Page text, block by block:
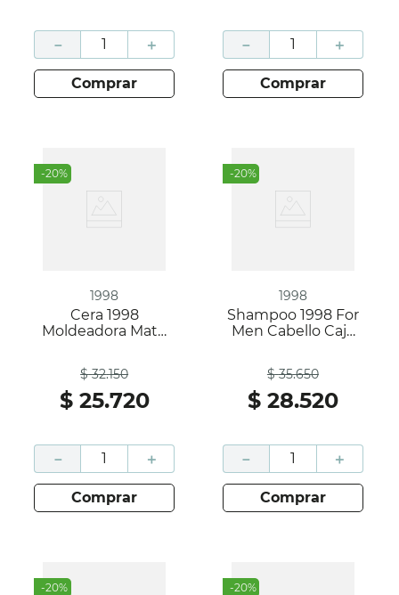
＋
－
comprar
＋
－
comprar
-20%
1998
Cera 1998
Moldeadora Mate
$ 32.150
$ 25.720
＋
－
comprar
-20%
1998
Shampoo 1998 For
Men Cabello Caja
$ 35.650
$ 28.520
＋
－
comprar
-20% -20%